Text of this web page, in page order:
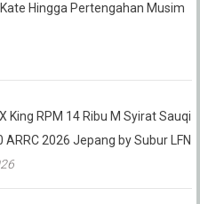
Hingga Pertengahan Musim
King RPM 14 Ribu M Syirat Sauqi
2026 Jepang by Subur LFN